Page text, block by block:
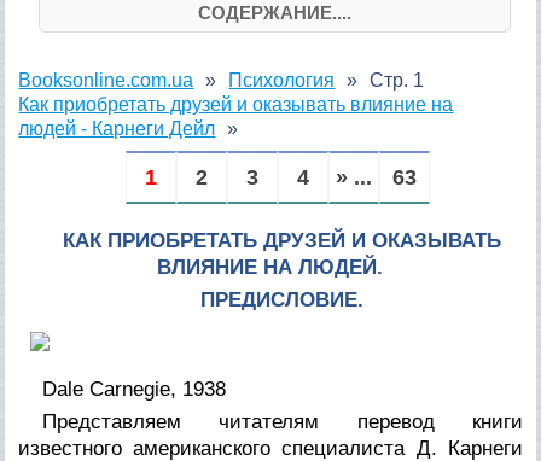
СОДЕРЖАНИЕ....
Booksonline.com.ua
Психология
Как приобретать друзей и оказывать влияние на
людей - Карнеги Дейл
Стр. 1
1 2 3 4 » ... 63
КАК ПРИОБРЕТАТЬ ДРУЗЕЙ И ОКАЗЫВАТЬ
ВЛИЯНИЕ НА ЛЮДЕЙ.
ПРЕДИСЛОВИЕ.
Dale Carnegie, 1938
Представляем читателям перевод книги
известного американского специалиста Д. Карнеги